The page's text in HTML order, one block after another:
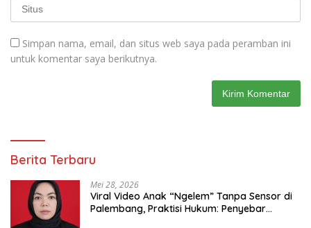
Simpan nama, email, dan situs web saya pada peramban ini
untuk komentar saya berikutnya.
Berita Terbaru
Mei 28, 2026
Viral Video Anak “Ngelem” Tanpa Sensor di
Palembang, Praktisi Hukum: Penyebar